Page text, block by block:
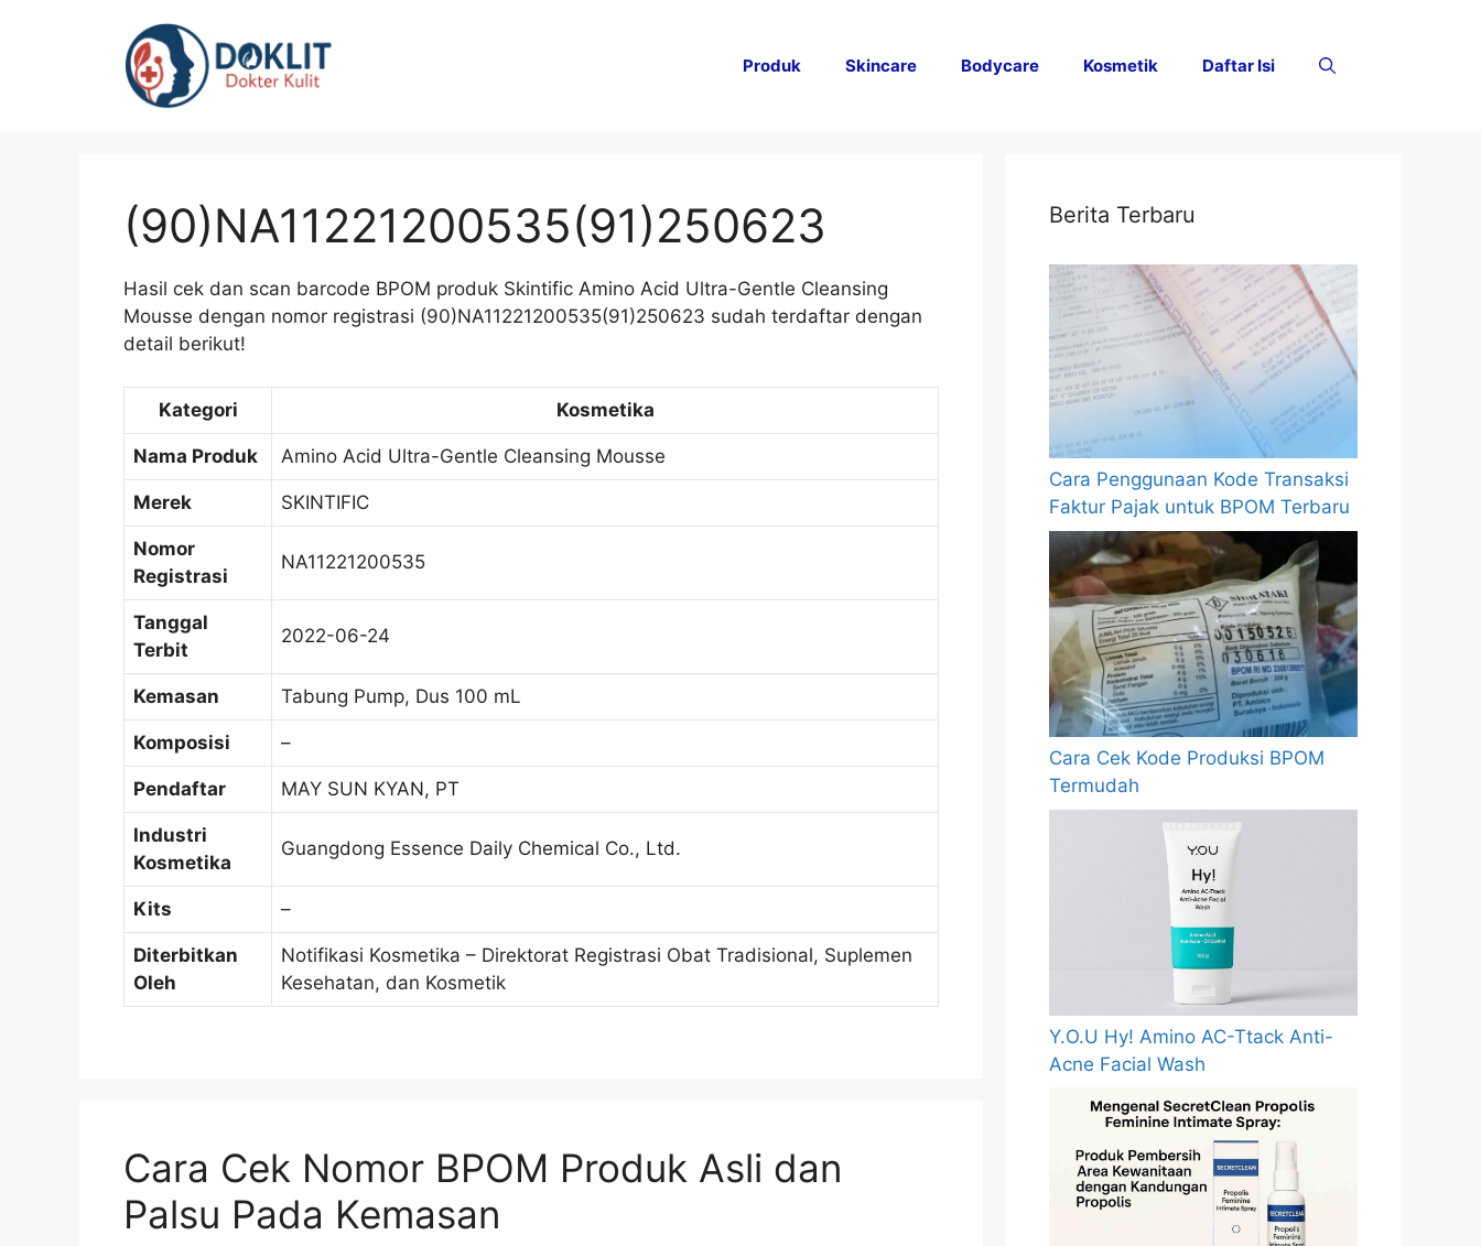
Produk Skincare Bodycare Kosmetik Daftar Isi
(90)NA11221200535(91)250623
Hasil cek dan scan barcode BPOM produk Skintific Amino Acid Ultra-Gentle Cleansing
Mousse dengan nomor registrasi (90)NA11221200535(91)250623 sudah terdaftar dengan
detail berikut!
Kategori Kosmetika
Nama Produk Amino Acid Ultra-Gentle Cleansing Mousse
Merek SKINTIFIC
Nomor
Registrasi
NA11221200535
Tanggal
Terbit
2022-06-24
Kemasan Tabung Pump, Dus 100 mL
Komposisi –
Pendaftar MAY SUN KYAN, PT
Industri
Kosmetika
Guangdong Essence Daily Chemical Co., Ltd.
Kits –
Diterbitkan
Oleh
Notifikasi Kosmetika – Direktorat Registrasi Obat Tradisional, Suplemen
Kesehatan, dan Kosmetik
Cara Cek Nomor BPOM Produk Asli dan
Palsu Pada Kemasan
Berita Terbaru
Cara Penggunaan Kode Transaksi
Faktur Pajak untuk BPOM Terbaru
Cara Cek Kode Produksi BPOM
Termudah
Y.O.U Hy! Amino AC-Ttack Anti-
Acne Facial Wash